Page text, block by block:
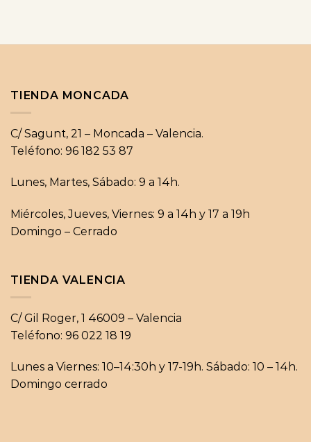
TIENDA MONCADA
C/ Sagunt, 21 – Moncada – Valencia.
Teléfono: 96 182 53 87
Lunes, Martes, Sábado: 9 a 14h.
Miércoles, Jueves, Viernes: 9 a 14h y 17 a 19h
Domingo – Cerrado
TIENDA VALENCIA
C/ Gil Roger, 1 46009 – Valencia
Teléfono: 96 022 18 19
Lunes a Viernes: 10–14:30h y 17-19h. Sábado: 10 – 14h.
Domingo cerrado